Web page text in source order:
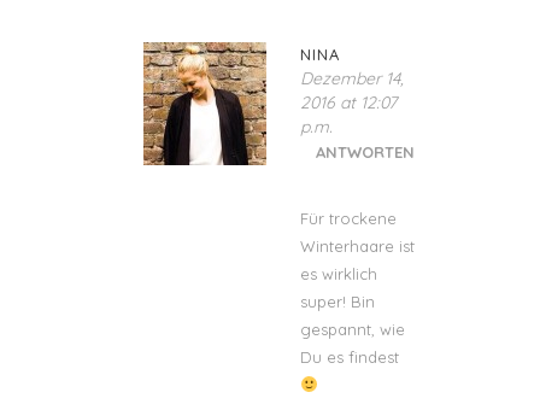
NINA
Dezember 14,
2016 at 12:07
p.m.
ANTWORTEN
Für trockene
Winterhaare ist
es wirklich
super! Bin
gespannt, wie
Du es findest